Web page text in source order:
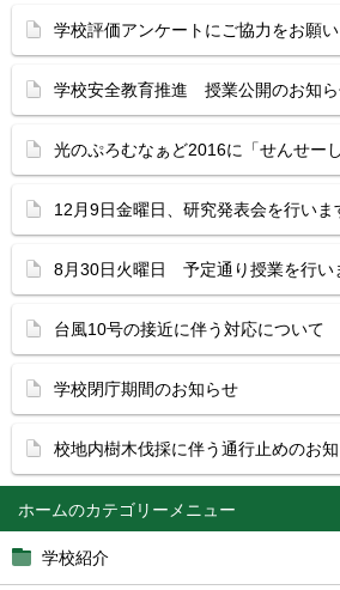
ホーム
学校紹介
学校評価アンケートにご協力をお願
学校安全教育推進 授業公開のお知
光のぷろむなぁど2016に「せんせー
12月9日金曜日、研究発表会を行いま
8月30日火曜日 予定通り授業を行い
台風10号の接近に伴う対応について
学校閉庁期間のお知らせ
校地内樹木伐採に伴う通行止めのお